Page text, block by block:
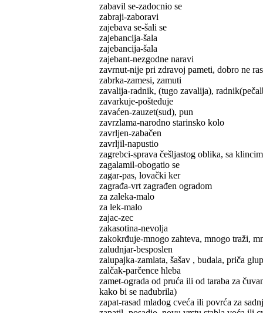
zabavil se-zadocnio se
zabraji-zaboravi
zajebava se-šali se
zajebancija-šala
zajebancija-šala
zajebant-nezgodne naravi
zavrnut-nije pri zdravoj pameti, dobro ne
zabrka-zamesi, zamuti
zavalija-radnik, (tugo zavalija),
zavarkuje-pošteđuje
zavaćen-zauzet(sud), pun
zavrzlama-narodno starinsko kolo
zavrljen-zabačen
zavrljil-napustio
zagrebci-sprava češljastog oblika, sa
zagalamil-obogatio se
zagar-pas, lovački ker
zagrađa-vrt zagrađen ogradom
za zaleka-malo
za lek-malo
zajac-zec
zakasotina-nevolja
zakokrđuje-mnogo zahteva, mnogo traži,
zaludnjar-besposlen
zalupajka-zamlata, šašav , budala, priča
zalčak-parčence hleba
zamet-ograda od pruća ili od taraba za
kako bi se nađubrila)
zapat-rasad mladog cveća ili povrća za